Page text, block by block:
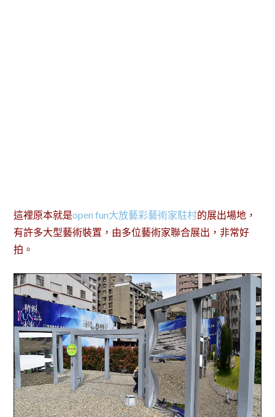
這裡原本就是open fun大放藝彩藝術家駐村的展出場地，
有許多大型藝術裝置，由多位藝術家聯合展出，非常好
拍。